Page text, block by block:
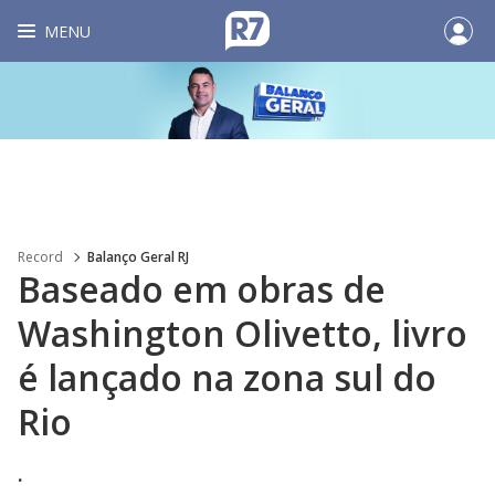
MENU
Record Balanço Geral RJ
Baseado em obras de
Washington Olivetto, livro
é lançado na zona sul do
Rio
.